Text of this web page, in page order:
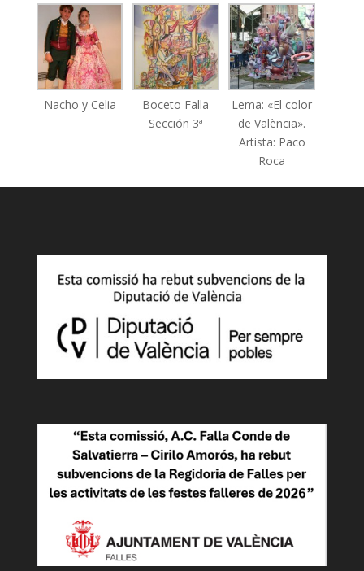
Nacho y Celia
Boceto Falla
Sección 3ª
Lema: «El color
de València».
Artista: Paco
Roca